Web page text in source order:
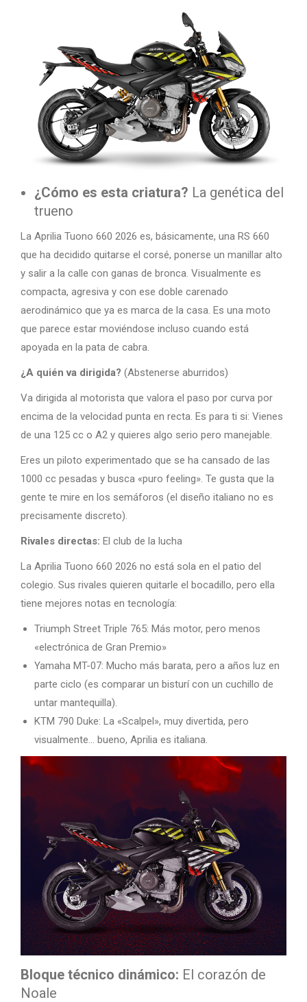
¿Cómo es esta criatura? La genética del
trueno
La Aprilia Tuono 660 2026 es, básicamente, una RS 660
que ha decidido quitarse el corsé, ponerse un manillar alto
y salir a la calle con ganas de bronca. Visualmente es
compacta, agresiva y con ese doble carenado
aerodinámico que ya es marca de la casa. Es una moto
que parece estar moviéndose incluso cuando está
apoyada en la pata de cabra.
¿A quién va dirigida? (Abstenerse aburridos)
Va dirigida al motorista que valora el paso por curva por
encima de la velocidad punta en recta. Es para ti si: Vienes
de una 125 cc o A2 y quieres algo serio pero manejable.
Eres un piloto experimentado que se ha cansado de las
1000 cc pesadas y busca «puro feeling». Te gusta que la
gente te mire en los semáforos (el diseño italiano no es
precisamente discreto).
Rivales directas: El club de la lucha
La Aprilia Tuono 660 2026 no está sola en el patio del
colegio. Sus rivales quieren quitarle el bocadillo, pero ella
tiene mejores notas en tecnología:
Triumph Street Triple 765: Más motor, pero menos
«electrónica de Gran Premio»
Yamaha MT-07: Mucho más barata, pero a años luz en
parte ciclo (es comparar un bisturí con un cuchillo de
untar mantequilla).
KTM 790 Duke: La «Scalpel», muy divertida, pero
visualmente… bueno, Aprilia es italiana.
Bloque técnico dinámico: El corazón de
Noale